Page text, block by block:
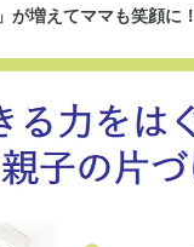
が増えてママも笑顔に！